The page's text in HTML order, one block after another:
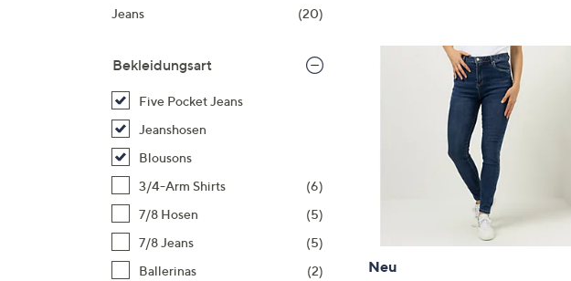
anzuzeigen.
Jeans
(20)
Bekleidungsart
Five Pocket Jeans
Jeanshosen
Blousons
3/4-Arm Shirts
(6)
7/8 Hosen
(5)
7/8 Jeans
(5)
Ballerinas
(2)
Neu